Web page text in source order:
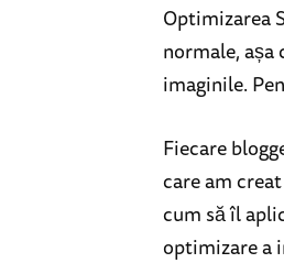
Optimizarea
normale,
imaginile.
Fiecare
care am
cum să îl
optimizare a